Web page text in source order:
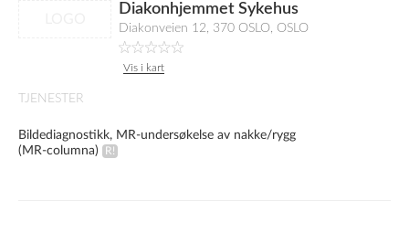
Diakonhjemmet Sykehus
Diakonveien 12, 370 OSLO, OSLO
Vis i kart
TJENESTER
Bildediagnostikk, MR-undersøkelse av nakke/rygg
(MR-columna)